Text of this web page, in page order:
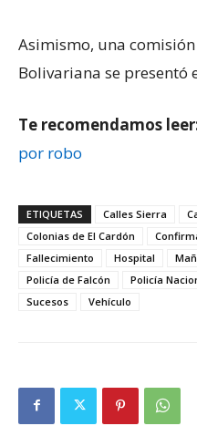
Asimismo, una
Bolivariana se presentó
Te recomendamos
por robo
ETIQUETAS Calles Sierra
Colonias de El Cardón
Fallecimiento
Hospital
Policía de Falcón
Policía
Sucesos
Vehículo